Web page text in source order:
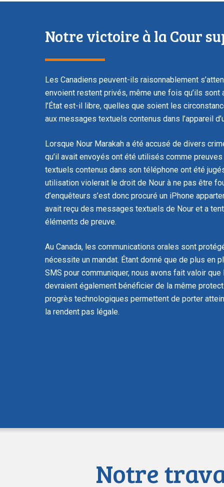
Notre victoire à la Cour
Les Canadiens peuvent-ils raisonnablement
envoient restent privés, même une fois qu’ils sont
l’État est-il libre, quelles que soient les
aux messages textuels contenus dans l’appareil
Lorsque Nour Marakah a été accusé de divers
qu’il avait envoyés ont été utilisés comme
textuels contenus dans son téléphone ont été
utilisation violerait le droit de Nour à ne pas être
d’enquêteurs s’est donc procuré un iPhone
avait reçu des messages textuels de Nour et a
éléments de preuve.
Au Canada, les communications orales sont
nécessite un mandat. Étant donné que de plus en
SMS pour communiquer, nous avons fait valoir
devraient également bénéficier de la même
progrès technologiques permettent de porter
la rendent pas légale.
Notre